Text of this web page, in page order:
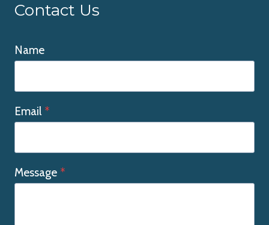
Contact Us
Name
Email *
Message *